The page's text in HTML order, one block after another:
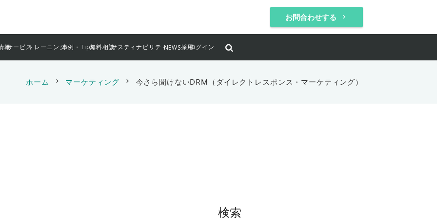
お問合わせする keyboard_arrow_right
報サービストレーニング事例・Tips無料相談サスティナビリティNEWS採用ログイン
ホーム chevron_right マーケティング chevron_right 今さら聞けないDRM（ダイレクトレスポンス・マーケティング）
検索